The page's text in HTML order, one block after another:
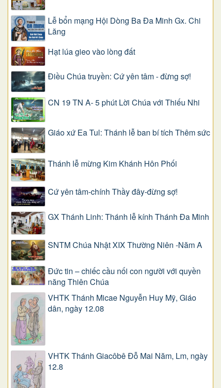
Lễ bổn mạng Hội Dòng Ba Đa Minh Gx. Chi
Lăng
Hạt lúa gieo vào lòng đất
Điều Chúa truyền: Cứ yên tâm - đừng sợ!
CN 19 TN A- 5 phút Lời Chúa với Thiếu Nhi
Giáo xứ Ea Tul: Thánh lễ ban bí tích Thêm sức
Thánh lễ mừng Kim Khánh Hôn Phối
Cứ yên tâm-chính Thầy đây-đừng sợ!
GX Thánh Linh: Thánh lễ kính Thánh Đa Minh
SNTM Chúa Nhật XIX Thường Niên -Năm A
Đức tin – chiếc cầu nối con người với quyền
năng Thiên Chúa
VHTK Thánh Micae Nguyễn Huy Mỹ, Giáo
dân, ngày 12.08
VHTK Thánh Giacôbê Ðỗ Mai Năm, Lm, ngày
12.8